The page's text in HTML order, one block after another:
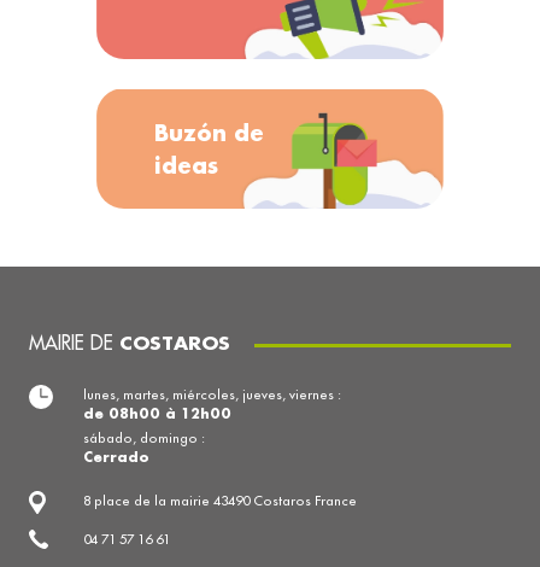
Buzón de
ideas
MAIRIE DE COSTAROS
8 place de la mairie 43490 Costaros France
04 71 57 16 61
lunes, martes, miércoles, jueves, viernes :
de 08h00 à 12h00
sábado, domingo :
Cerrado